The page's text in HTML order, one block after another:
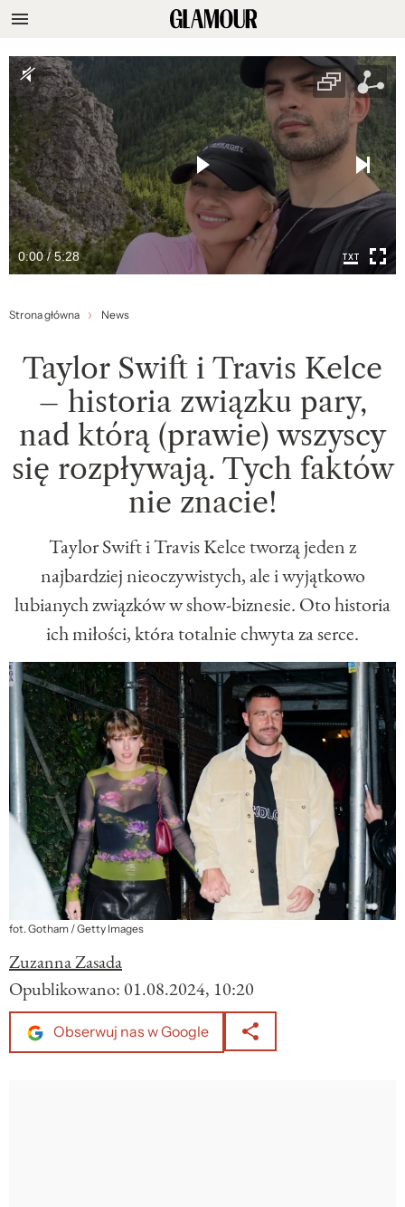
0:00 / 5:28
Strona główna News
Taylor Swift i Travis Kelce
– historia związku pary,
nad którą (prawie) wszyscy
się rozpływają. Tych faktów
nie znacie!
Taylor Swift i Travis Kelce tworzą jeden z
najbardziej nieoczywistych, ale i wyjątkowo
lubianych związków w show-biznesie. Oto historia
ich miłości, która totalnie chwyta za serce.
fot. Gotham / Getty Images
Zuzanna Zasada
Opublikowano: 01.08.2024, 10:20
Obserwuj nas w Google